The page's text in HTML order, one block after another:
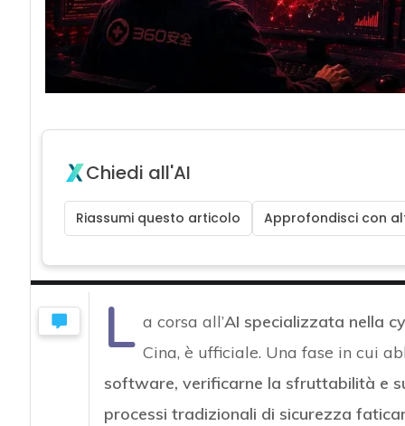
Chiedi all'AI
Riassumi questo articolo Approfondisci con
L a corsa all’AI specializzata nella
Cina, è ufficiale. Una fase in cui
software, verificarne la sfruttabilità e
processi tradizionali di sicurezza